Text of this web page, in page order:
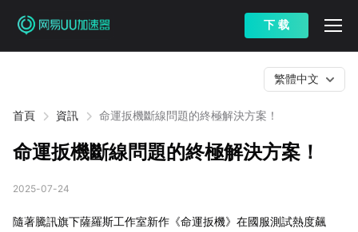
下 载
首頁 資訊 命運扳機斷線問題的終極解決方案！
繁體中文
命運扳機斷線問題的終極解決方案！
2025-07-24
隨著騰訊旗下薩羅斯工作室新作《命運扳機》在國服測試熱度飆